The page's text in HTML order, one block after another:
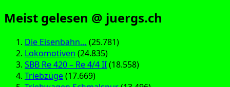
Meist gelesen @ juergs.ch
Die Eisenbahn… (25.781)
Lokomotiven (24.835)
SBB Re 420 – Re 4/4 II(18.558)
Triebzüge(17.669)